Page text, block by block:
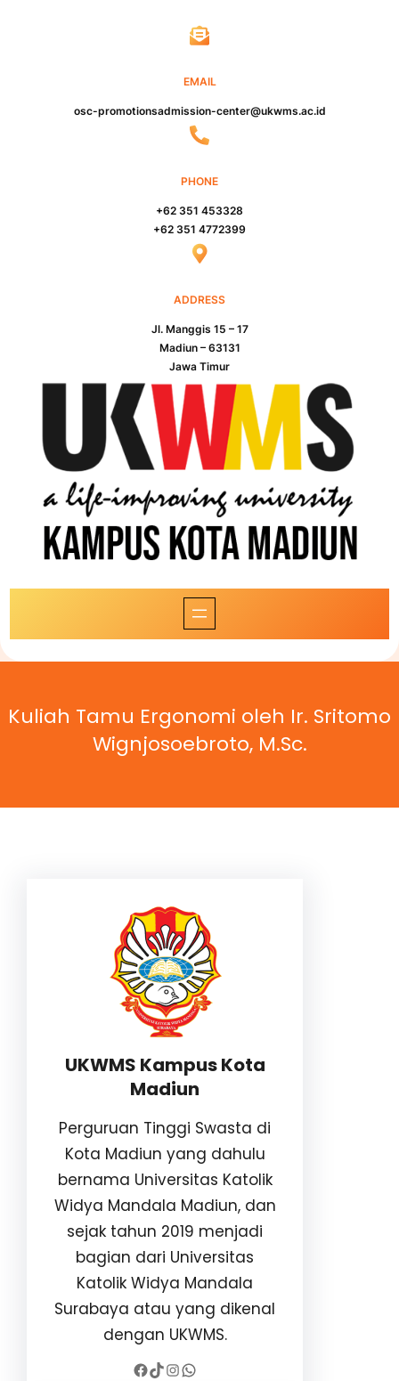
EMAIL
osc-promotionsadmission-center@ukwms.ac.id
PHONE
+62 351 453328
+62 351 4772399
ADDRESS
Jl. Manggis 15 – 17
Madiun – 63131
Jawa Timur
Kuliah Tamu Ergonomi oleh Ir. Sritomo
Wignjosoebroto, M.Sc.
UKWMS Kampus Kota
Madiun
Perguruan Tinggi Swasta di
Kota Madiun yang dahulu
bernama Universitas Katolik
Widya Mandala Madiun, dan
sejak tahun 2019 menjadi
bagian dari Universitas
Katolik Widya Mandala
Surabaya atau yang dikenal
dengan UKWMS.
Facebook TikTok InstagramWhatsApp